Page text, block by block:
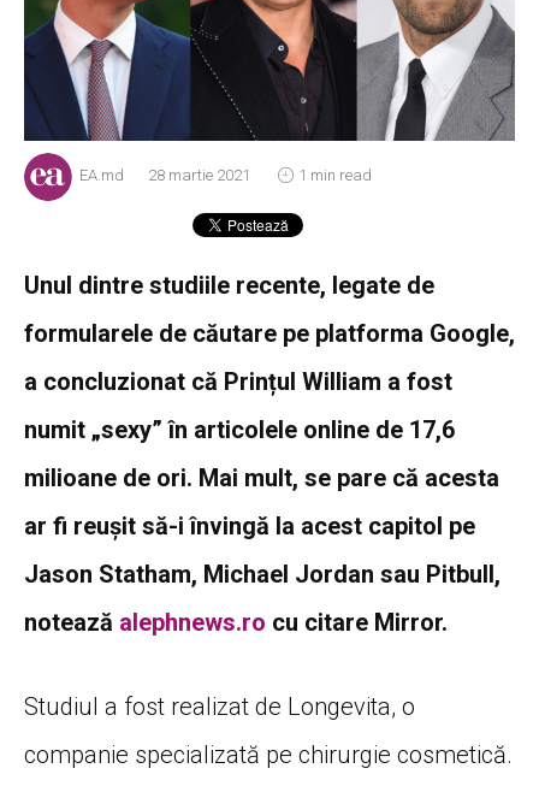
EA.md 28 martie 2021 1 min read
Unul dintre studiile recente, legate de
formularele de căutare pe platforma Google,
a concluzionat că Prințul William a fost
numit „sexy” în articolele online de 17,6
milioane de ori. Mai mult, se pare că acesta
ar fi reușit să-i învingă la acest capitol pe
Jason Statham, Michael Jordan sau Pitbull,
notează alephnews.ro cu citare Mirror.
Studiul a fost realizat de Longevita, o
companie specializată pe chirurgie cosmetică.